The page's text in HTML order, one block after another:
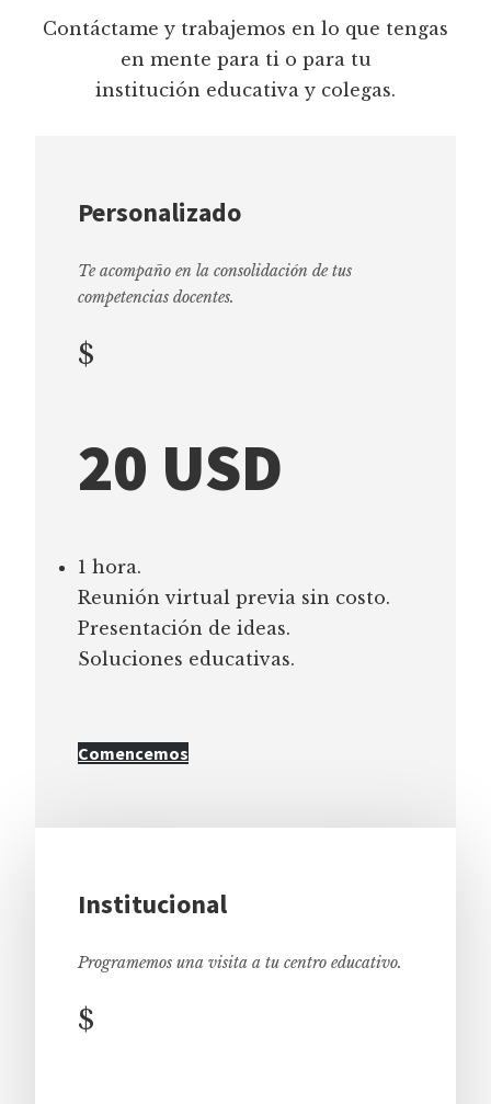
Contáctame y trabajemos en lo que tengas
en mente para ti o para tu
institución educativa y colegas.
Personalizado
Te acompaño en la consolidación de tus
competencias docentes.
$
20 USD
1 hora.
Reunión virtual previa sin costo.
Presentación de ideas.
Soluciones educativas.
Comencemos
Institucional
Programemos una visita a tu centro educativo.
$